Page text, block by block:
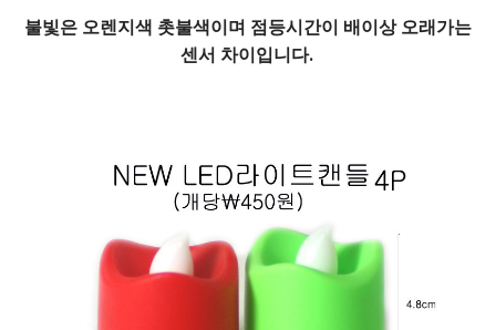
불빛은 오렌지색 촛불색이며 점등시간이 배이상 오래가는
센서 차이입니다.